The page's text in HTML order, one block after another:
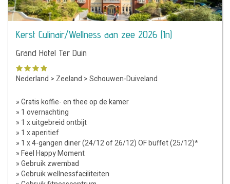
Kerst Culinair/Wellness aan zee 2026 (1n)
Grand Hotel Ter Duin
Nederland > Zeeland >Schouwen-Duiveland
» Gratis koffie- en thee op de kamer
» 1 overnachting
» 1 x uitgebreid ontbijt
» 1 x aperitief
» 1 x 4-gangen diner (24/12 of 26/12) OF buffet (25/12)*
» Feel Happy Moment
» Gebruik zwembad
» Gebruik wellnessfaciliteiten